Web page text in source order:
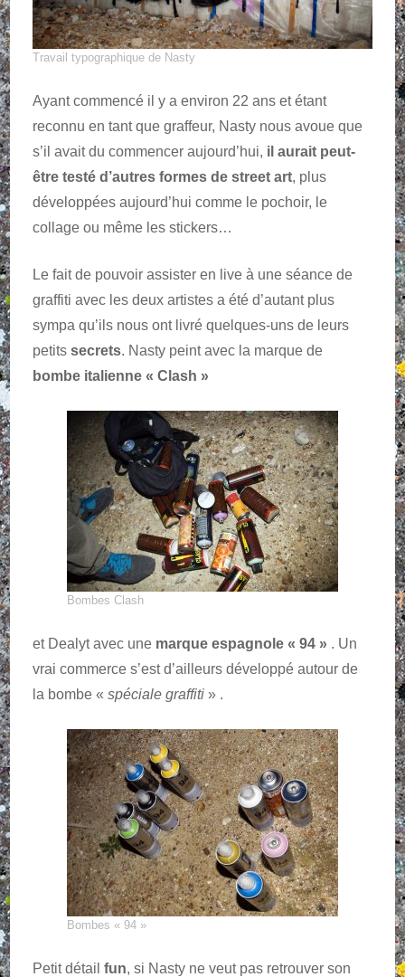
Travail typographique de Nasty
Ayant commencé il y a environ 22 ans et étant
reconnu en tant que graffeur, Nasty nous avoue que
s’il avait du commencer aujourd’hui, il aurait peut-
être testé d’autres formes de street art, plus
développées aujourd’hui comme le pochoir, le
collage ou même les stickers…
Le fait de pouvoir assister en live à une séance de
graffiti avec les deux artistes a été d’autant plus
sympa qu’ils nous ont livré quelques-uns de leurs
petitssecrets. Nasty peint avec la marque de
bombe italienne « Clash »
Bombes Clash
et Dealyt avec une marque espagnole « 94 » . Un
vrai commerce s’est d’ailleurs développé autour de
la bombe «spéciale graffiti » .
Bombes « 94 »
Petit détailfun, si Nasty ne veut pas retrouver son